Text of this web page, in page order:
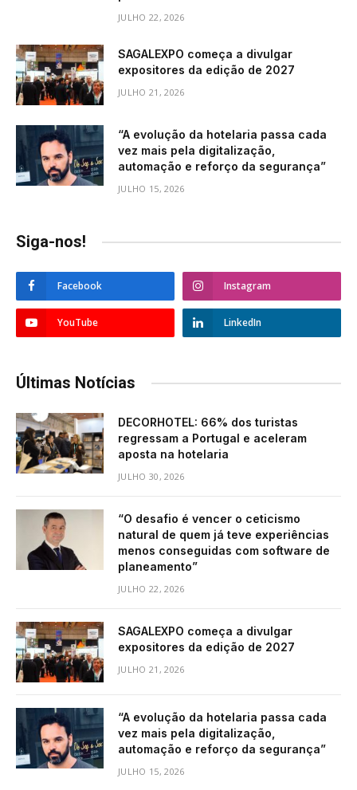
JULHO 22, 2026
SAGALEXPO começa a divulgar
expositores da edição de 2027
JULHO 21, 2026
“A evolução da hotelaria passa cada
vez mais pela digitalização,
automação e reforço da segurança”
JULHO 15, 2026
Siga-nos!
Facebook Instagram
YouTube LinkedIn
Últimas Notícias
DECORHOTEL: 66% dos turistas
regressam a Portugal e aceleram
aposta na hotelaria
JULHO 30, 2026
“O desafio é vencer o ceticismo
natural de quem já teve experiências
menos conseguidas com software de
planeamento”
JULHO 22, 2026
SAGALEXPO começa a divulgar
expositores da edição de 2027
JULHO 21, 2026
“A evolução da hotelaria passa cada
vez mais pela digitalização,
automação e reforço da segurança”
JULHO 15, 2026